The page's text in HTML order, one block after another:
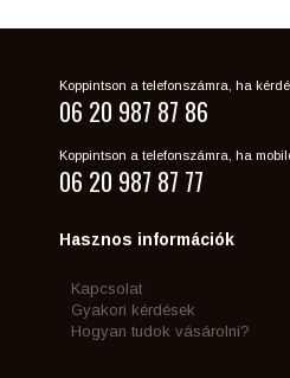
Koppintson a telefonszámra, ha
06 20 987 87 86
Koppintson a telefonszámra, ha
06 20 987 87 77
Hasznos információk
Kapcsolat
Gyakori kérdések
Hogyan tudok vásárolni?